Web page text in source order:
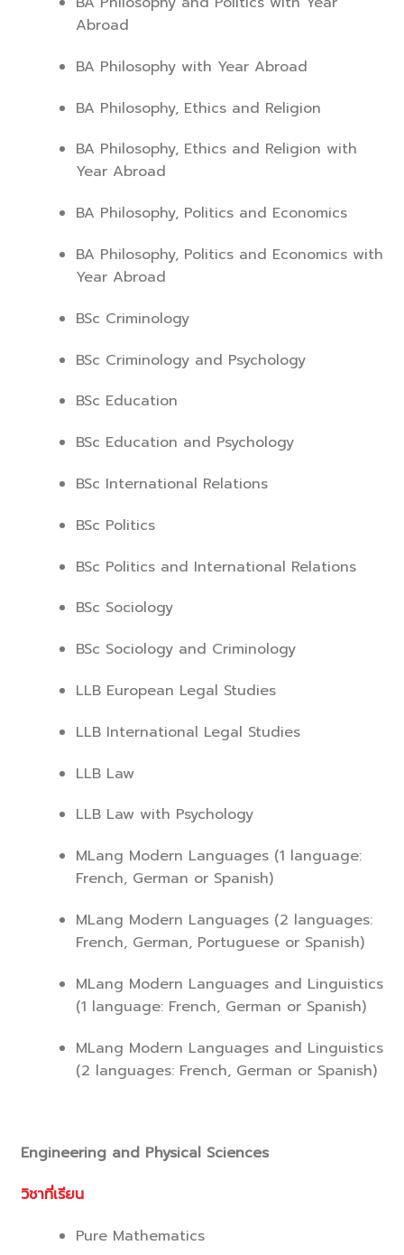
Abroad
BA Philosophy with Year Abroad
BA Philosophy, Ethics and Religion
BA Philosophy, Ethics and Religion with
Year Abroad
BA Philosophy, Politics and Economics
BA Philosophy, Politics and Economics with
Year Abroad
BSc Criminology
BSc Criminology and Psychology
BSc Education
BSc Education and Psychology
BSc International Relations
BSc Politics
BSc Politics and International Relations
BSc Sociology
BSc Sociology and Criminology
LLB European Legal Studies
LLB International Legal Studies
LLB Law
LLB Law with Psychology
MLang Modern Languages (1 language:
French, German or Spanish)
MLang Modern Languages (2 languages:
French, German, Portuguese or Spanish)
MLang Modern Languages and Linguistics
(1 language: French, German or Spanish)
MLang Modern Languages and Linguistics
(2 languages: French, German or Spanish)
Engineering and Physical Sciences
วิชาที่เรียน
Pure Mathematics